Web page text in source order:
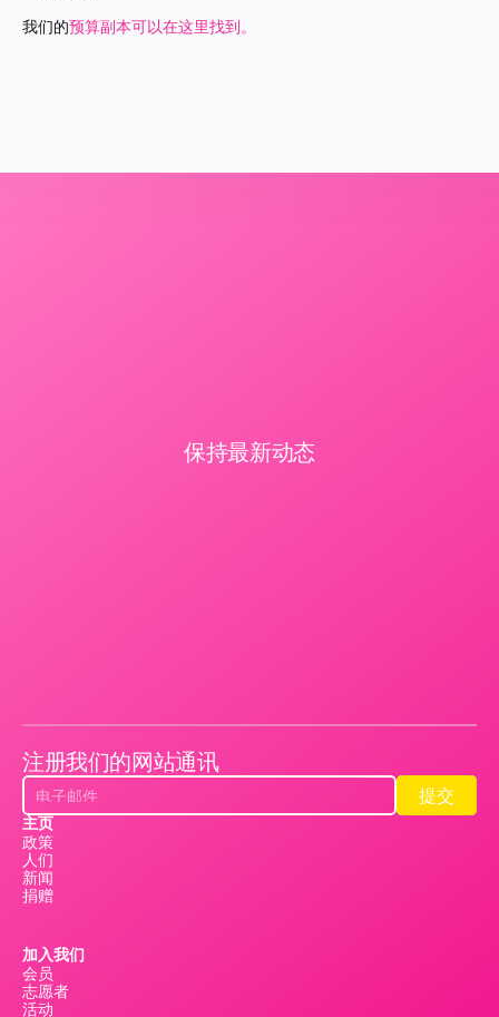
我们的预算副本可以在这里找到。
保持最新动态
注册我们的网站通讯
提交
提交
主页
政策
人们
新闻
捐赠
加入我们
会员
志愿者
活动